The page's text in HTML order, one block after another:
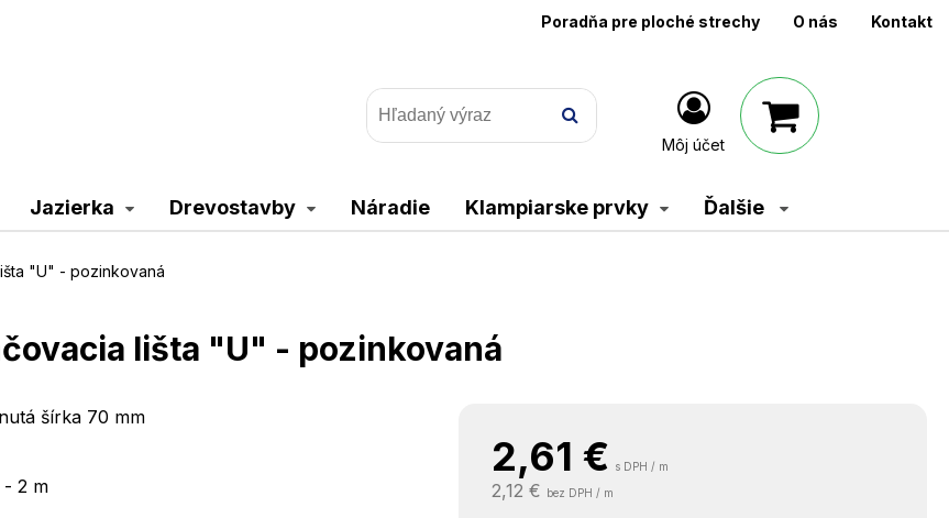
Poradňa pre ploché strechy O nás Kontakt
Môj účet
Jazierka Drevostavby Náradie Klampiarske prvky Ďalšie
"U" - pozinkovaná
lišta "U" - pozinkovaná
2,61 € s DPH / m
2,12 € bez DPH / m
šírka 70 mm
- 2 m